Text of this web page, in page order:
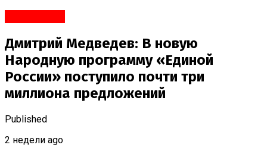
Дмитрий Медведев: В новую
Народную программу «Единой
России» поступило почти три
миллиона предложений
Published
2 недели ago